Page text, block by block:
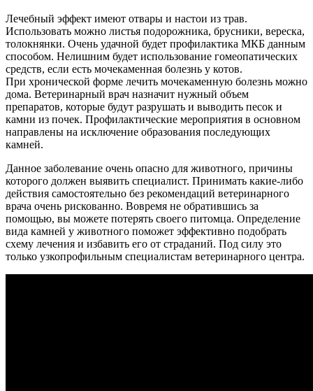
Лечебный эффект имеют отвары и настои из трав.
Использовать можно листья подорожника, брусники, вереска,
толокнянки. Очень удачной будет профилактика МКБ данным
способом. Нелишним будет использование гомеопатических
средств, если есть мочекаменная болезнь у котов.
При хронической форме лечить мочекаменную болезнь можно
дома. Ветеринарный врач назначит нужный объем
препаратов, которые будут разрушать и выводить песок и
камни из почек. Профилактические мероприятия в основном
направлены на исключение образования последующих
камней.
Данное заболевание очень опасно для животного, причины
которого должен выявить специалист. Принимать какие-либо
действия самостоятельно без рекомендаций ветеринарного
врача очень рискованно. Вовремя не обратившись за
помощью, вы можете потерять своего питомца. Определение
вида камней у животного поможет эффективно подобрать
схему лечения и избавить его от страданий. Под силу это
только узкопрофильным специалистам ветеринарного центра.